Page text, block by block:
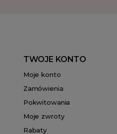
TWOJE KONTO
Moje konto
Zamówienia
Pokwitowania
Moje zwroty
Rabaty